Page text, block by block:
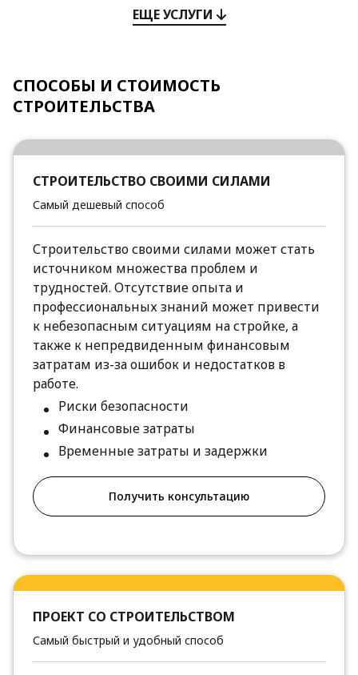
ЕЩЕ УСЛУГИ
СПОСОБЫ И СТОИМОСТЬ
СТРОИТЕЛЬСТВА
СТРОИТЕЛЬСТВО СВОИМИ СИЛАМИ
Самый дешевый способ
Строительство своими силами может стать
источником множества проблем и
трудностей. Отсутствие опыта и
профессиональных знаний может привести
к небезопасным ситуациям на стройке, а
также к непредвиденным финансовым
затратам из-за ошибок и недостатков в
работе.
Риски безопасности
Финансовые затраты
Временные затраты и задержки
Получить консультацию
ПРОЕКТ СО СТРОИТЕЛЬСТВОМ
Самый быстрый и удобный способ